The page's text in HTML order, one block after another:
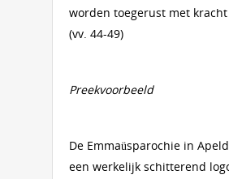
worden toegerust met
(vv. 44-49)
Preekvoorbeeld
De Emmaüsparochie in
een werkelijk schitterend